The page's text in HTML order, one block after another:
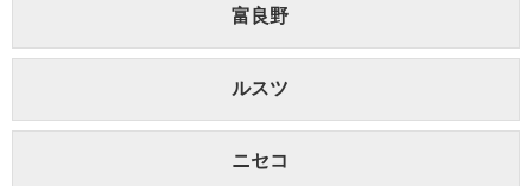
富良野
ルスツ
ニセコ